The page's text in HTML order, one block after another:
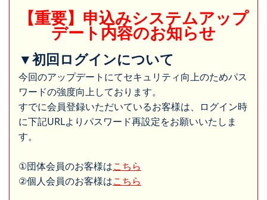
【重要】申込みシステムアップ
デート内容のお知らせ
▼初回ログインについて
今回のアップデートにてセキュリティ向上のためパス
ワードの強度向上しております。
すでに会員登録いただいているお客様は、ログイン時
に下記URLよりパスワード再設定をお願いいたしま
す。
①団体会員のお客様はこちら
②個人会員のお客様はこちら